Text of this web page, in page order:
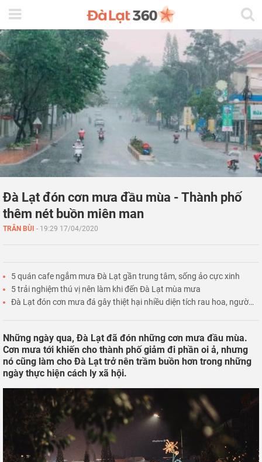
Đà Lạt đón cơn mưa đầu mùa - Thành phố
thêm nét buồn miên man
TRÂN BÙI - 19:29 17/04/2020
5 quán cafe ngắm mưa Đà Lạt gần trung tâm, sống ảo cực xinh
5 trải nghiệm thú vị nên làm khi đến Đà Lạt mùa mưa
Đà Lạt đón cơn mưa đá gây thiệt hại nhiều diện tích rau hoa, người
Những ngày qua, Đà Lạt đã đón những cơn mưa đầu mùa.
Cơn mưa tới khiến cho thành phố giảm đi phần oi ả, nhưng
nó cũng làm cho Đà Lạt trở nên trầm buồn hơn trong những
ngày thực hiện cách ly xã hội.